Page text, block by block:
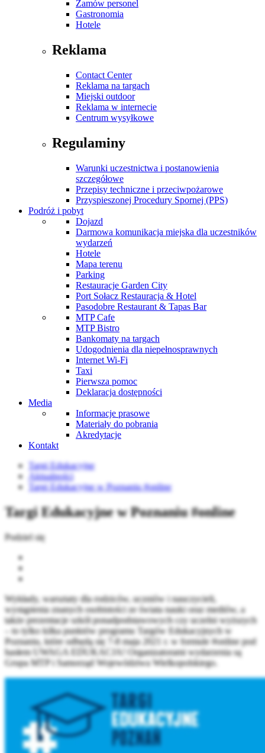
Zamów personel
Gastronomia
Hotele
Reklama
Contact Center
Reklama na targach
Miejski outdoor
Reklama w internecie
Centrum wysyłkowe
Regulaminy
Warunki uczestnictwa i postanowienia
szczegółowe
Przepisy techniczne i przeciwpożarowe
Przyspieszonej Procedury Spornej (PPS)
Podróż i pobyt
Dojazd
Darmowa komunikacja miejska dla uczestników
wydarzeń
Hotele
Mapa terenu
Parking
Restauracje Garden City
Port Sołacz Restauracja & Hotel
Pasodobre Restaurant & Tapas Bar
MTP Cafe
MTP Bistro
Bankomaty na targach
Udogodnienia dla niepełnosprawnych
Internet Wi-Fi
Taxi
Pierwsza pomoc
Deklaracja dostępności
Media
Informacje prasowe
Materiały do pobrania
Akredytacje
Kontakt
Targi Edukacyjne
Aktualności
Targi Edukacyjne w Poznaniu #online
Targi Edukacyjne w Poznaniu #online
Podziel się
Wykłady, warsztaty dla rodziców, uczniów i nauczycieli,
wystąpienia znanych osobistości ze świata nauki oraz mediów, a
także prezentacje szkół ponadpodstawowych czy uczelni wyższych
– to tylko kilka punktów programu Targów Edukacyjnych w
Poznaniu, które odbędą się 7-8 maja 2021 r. w formule #online pod
hasłem UWAGA EDUKACJA! Organizatorami wydarzenia są
Grupa MTP i Samorząd Województwa Wielkopolskiego.